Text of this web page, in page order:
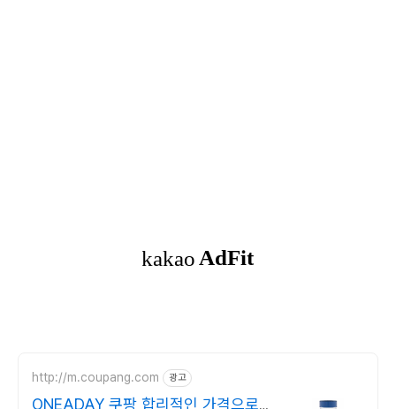
http://m.coupang.com 광고
ONEADAY 쿠팡 합리적인 가격으로